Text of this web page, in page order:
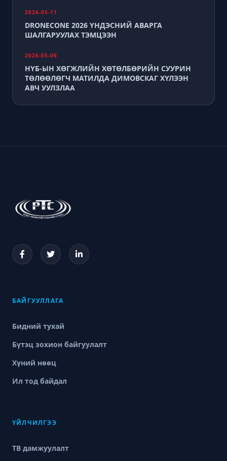
2026-05-11
DRONECONE 2026 ҮНДЭСНИЙ АВАРГА
ШАЛГАРУУЛАХ ТЭМЦЭЭН
2026-05-06
НҮБ-ЫН ХӨГЖЛИЙН ХӨТӨЛБӨРИЙН СУУРИН
ТӨЛӨӨЛӨГЧ МАТИЛДА ДИМОВСКАГ ХҮЛЭЭН
АВЧ УУЛЗЛАА
БАЙГУУЛЛАГА
Бидний тухай
Бүтэц зохион байгуулалт
Хүний нөөц
Ил тод байдал
ҮЙЛЧИЛГЭЭ
ТВ дамжуулалт